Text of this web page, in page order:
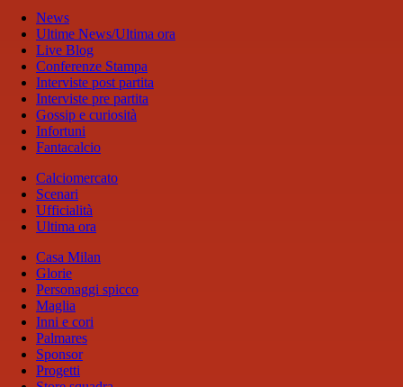
News
Ultime News/Ultima ora
Live Blog
Conferenze Stampa
Interviste post partita
Interviste pre partita
Gossip e curiosità
Infortuni
Fantacalcio
Calciomercato
Scenari
Ufficialità
Ultima ora
Casa Milan
Glorie
Personaggi spicco
Maglia
Inni e cori
Palmares
Sponsor
Progetti